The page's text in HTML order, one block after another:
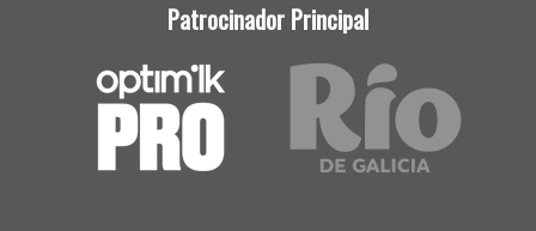
Patrocinador Principal